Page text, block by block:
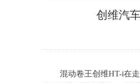
创维汽
混动卷王创维HT-i在